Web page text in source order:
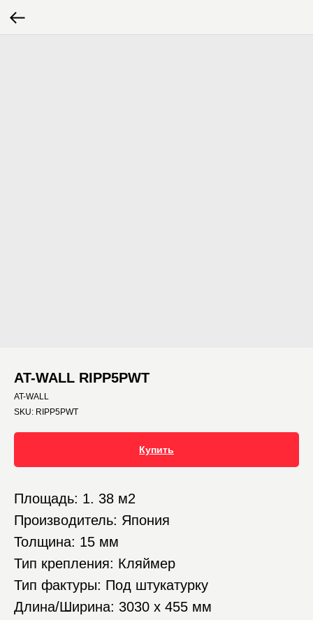
AT-WALL RIPP5PWT
AT-WALL
SKU: RIPP5PWT
Купить
Площадь: 1. 38 м2
Производитель: Япония
Толщина: 15 мм
Тип крепления: Кляймер
Тип фактуры: Под штукатурку
Длина/Ширина: 3030 х 455 мм